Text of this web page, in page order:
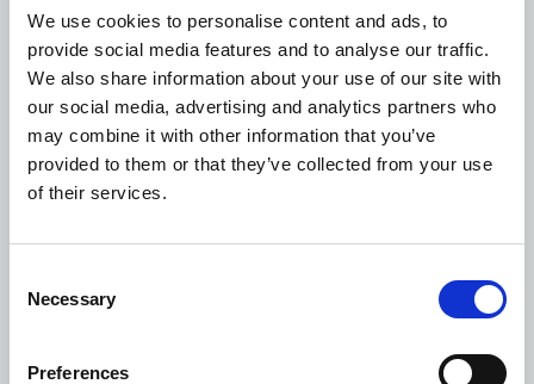
We use cookies to personalise content and ads, to
provide social media features and to analyse our traffic.
We also share information about your use of our site with
our social media, advertising and analytics partners who
may combine it with other information that you’ve
provided to them or that they’ve collected from your use
of their services.
Selection
Necessary
Preferences
αυστηρότερα πρότυπα του Γερμανικού
Οργανισμού Τυποποίησης DIN
ΛΕΠΤΟΜΕΡΕΙΕΣ
Υπηρεσία καθαριότητας δύο φορές την ημέρα
Στρώμα με τηλεχειρισμό*
Σατέν σεντόνια